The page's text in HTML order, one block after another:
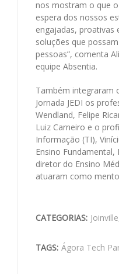
nos mostram o que
espera dos nossos
engajadas,
soluções que
pessoas”, comenta
equipe Absentia.
Também integraram
Jornada JEDI os
Wendland, Felipe
Luiz Carneiro e o
Informação (TI),
Ensino Fundamental,
diretor do Ensino
atuaram como
CATEGORIAS: Joinville
TAGS: Ágora Tech